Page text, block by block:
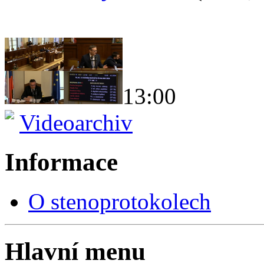
13:00
Videoarchiv
Informace
O stenoprotokolech
Hlavní menu